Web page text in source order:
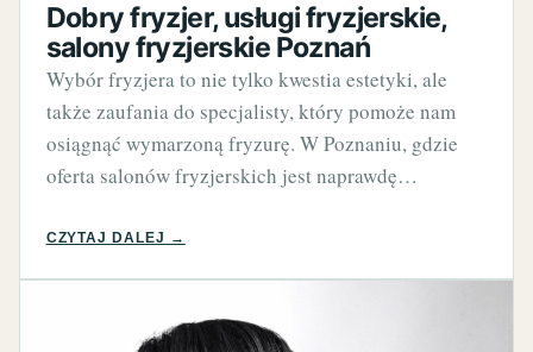
Dobry fryzjer, usługi fryzjerskie,
salony fryzjerskie Poznań
Wybór fryzjera to nie tylko kwestia estetyki, ale
także zaufania do specjalisty, który pomoże nam
osiągnąć wymarzoną fryzurę. W Poznaniu, gdzie
oferta salonów fryzjerskich jest naprawdę…
CZYTAJ DALEJ →